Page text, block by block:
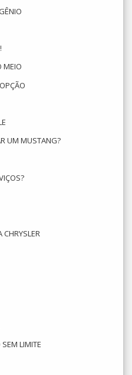
MEIO
UM MUSTANG?
CHRYSLER
LIMITE